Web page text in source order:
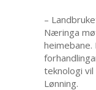
–
Næringa
teknologi
Lønning.